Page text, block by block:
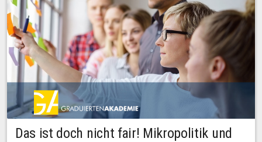
Das ist doch nicht fair! Mikropolitik und